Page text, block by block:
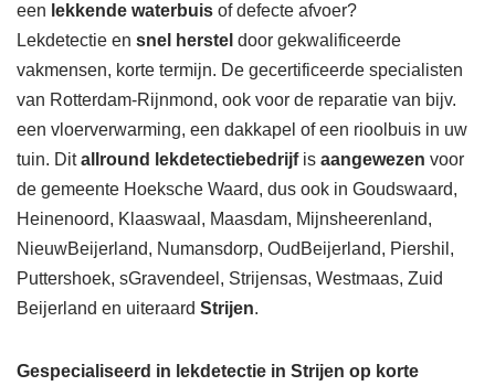
een lekkende waterbuis of defecte afvoer?
Lekdetectie en snel herstel door gekwalificeerde
vakmensen, korte termijn. De gecertificeerde specialisten
van Rotterdam-Rijnmond, ook voor de reparatie van bijv.
een vloerverwarming, een dakkapel of een rioolbuis in uw
tuin. Ditallround lekdetectiebedrijfis aangewezen voor
de gemeente Hoeksche Waard, dus ook in Goudswaard,
Heinenoord, Klaaswaal, Maasdam, Mijnsheerenland,
NieuwBeijerland, Numansdorp, OudBeijerland, Piershil,
Puttershoek, sGravendeel, Strijensas, Westmaas, Zuid
Beijerland en uiteraard Strijen.
Gespecialiseerd in lekdetectie in Strijen op korte